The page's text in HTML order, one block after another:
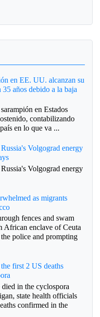
en EE. UU. alcanzan su
35 años debido a la baja
en Estados
contabilizando
en lo que va ...
Volgograd energy
Volgograd energy
as migrants
fences and swam
African enclave of Ceuta
police and prompting
first 2 US deaths
in the cyclospora
state health officials
confirmed in the